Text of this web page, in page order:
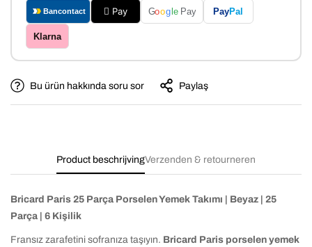
Bancontact  Pay Goog le Pay PayPal
Klarna
Bu ürün hakkında soru sor Paylaş
Product beschrijvingVerzenden & retourneren
Bricard Paris 25 Parça Porselen Yemek Takımı | Beyaz | 25
Parça | 6 Kişilik
Fransız zarafetini sofranıza taşıyın. Bricard Paris porselen yemek